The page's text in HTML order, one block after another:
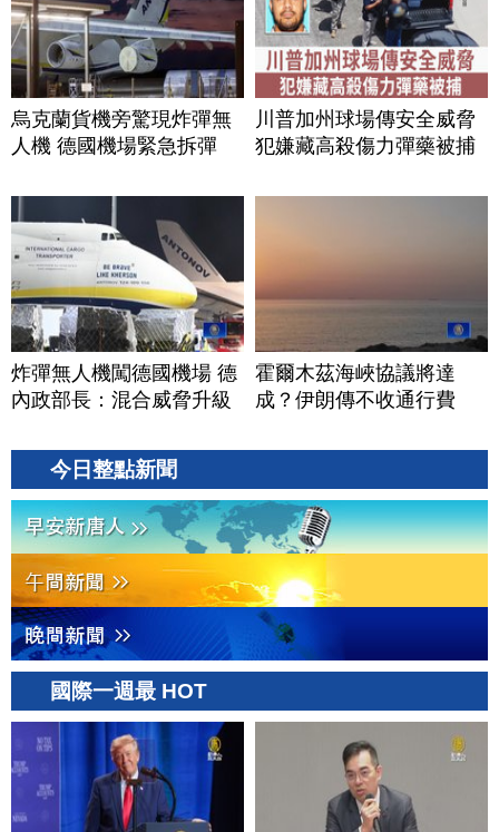
烏克蘭貨機旁驚現炸彈無
人機 德國機場緊急拆彈
川普加州球場傳安全威脅
犯嫌藏高殺傷力彈藥被捕
炸彈無人機闖德國機場 德
內政部長：混合威脅升級
霍爾木茲海峽協議將達
成？伊朗傳不收通行費
今日整點新聞
國際一週最 HOT